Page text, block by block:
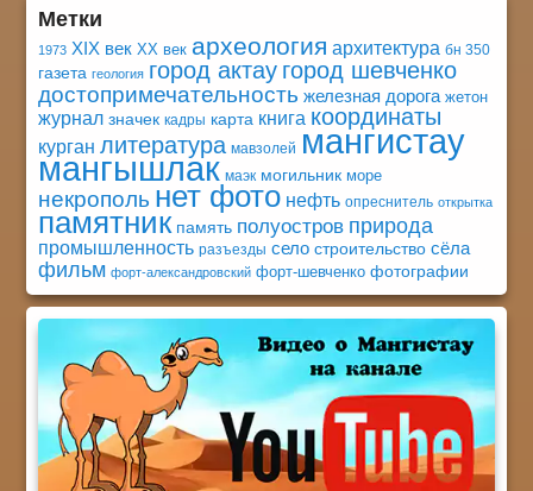
Метки
1973 XIX век XX век археология архитектура бн 350
газета геология город актау город шевченко
достопримечательность железная дорога жетон
журнал значек кадры карта книга координаты
курган литература мавзолей мангистау
мангышлак маэк могильник море
некрополь нет фото нефть опреснитель открытка
памятник память полуостров природа
промышленность разъезды село строительство сёла
фильм форт-александровский форт-шевченко фотографии